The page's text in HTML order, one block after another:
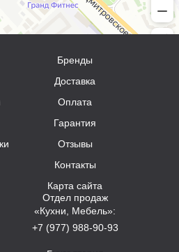
Бренды
Доставка
Оплата
Гарантия
Отзывы
Контакты
Карта сайта
Отдел продаж
«Кухни, Мебель»:
+7 (977) 988-90-93